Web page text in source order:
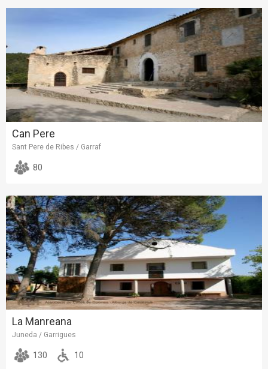
Can Pere
Sant Pere de Ribes / Garraf
80
La Manreana
Juneda / Garrigues
130 10